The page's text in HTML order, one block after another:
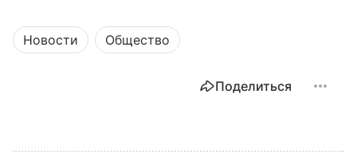
Новости Общество
Поделиться